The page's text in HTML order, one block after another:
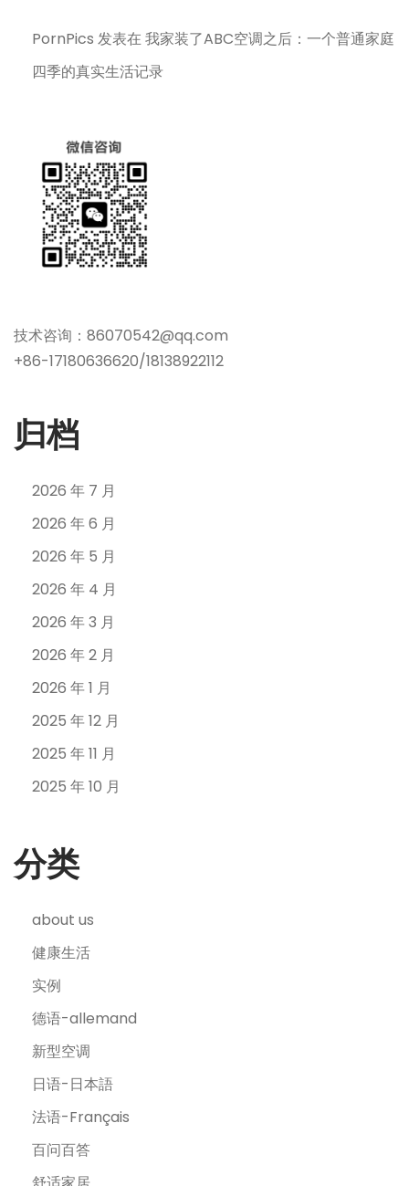
PornPics 发表在我家装了ABC空调之后：一个普通家庭
四季的真实生活记录
技术咨询：86070542@qq.com
+86-17180636620/18138922112
归档
2026 年 7 月
2026 年 6 月
2026 年 5 月
2026 年 4 月
2026 年 3 月
2026 年 2 月
2026 年 1 月
2025 年 12 月
2025 年 11 月
2025 年 10 月
分类
about us
健康生活
实例
德语-allemand
新型空调
日语-日本語
法语-Français
百问百答